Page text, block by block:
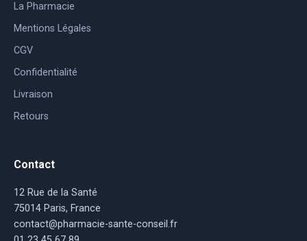
La Pharmacie
Mentions Légales
CGV
Confidentialité
Livraison
Retours
Contact
12 Rue de la Santé
75014 Paris, France
contact@pharmacie-sante-conseil.fr